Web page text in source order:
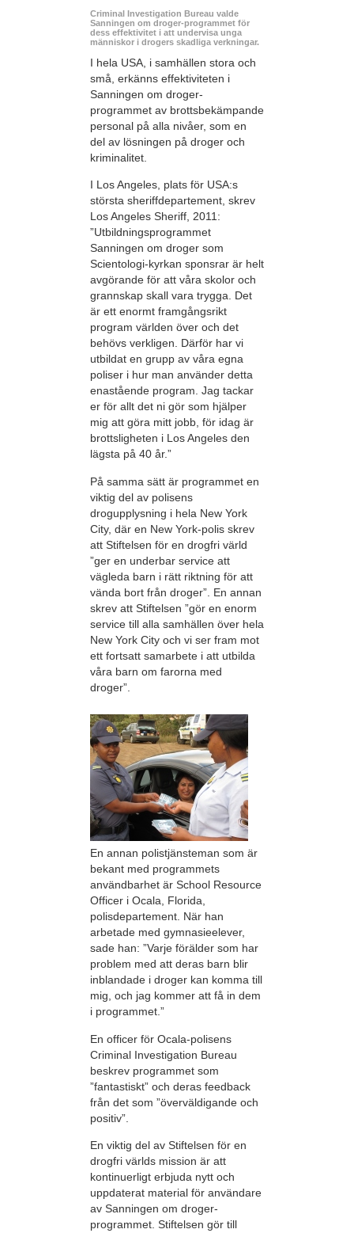
Criminal Investigation Bureau valde
Sanningen om droger-programmet för
dess effektivitet i att undervisa unga
människor i drogers skadliga verkningar.
I hela USA, i samhällen stora och
små, erkänns effektiviteten i
Sanningen om droger-
programmet av brottsbekämpande
personal på alla nivåer, som en
del av lösningen på droger och
kriminalitet.
I Los Angeles, plats för USA:s
största sheriffdepartement, skrev
Los Angeles Sheriff, 2011:
”Utbildningsprogrammet
Sanningen om droger som
Scientologi-kyrkan sponsrar är helt
avgörande för att våra skolor och
grannskap skall vara trygga. Det
är ett enormt framgångsrikt
program världen över och det
behövs verkligen. Därför har vi
utbildat en grupp av våra egna
poliser i hur man använder detta
enastående program. Jag tackar
er för allt det ni gör som hjälper
mig att göra mitt jobb, för idag är
brottsligheten i Los Angeles den
lägsta på 40 år.”
På samma sätt är programmet en
viktig del av polisens
drogupplysning i hela New York
City, där en New York-polis skrev
att Stiftelsen för en drogfri värld
”ger en underbar service att
vägleda barn i rätt riktning för att
vända bort från droger”. En annan
skrev att Stiftelsen ”gör en enorm
service till alla samhällen över hela
New York City och vi ser fram mot
ett fortsatt samarbete i att utbilda
våra barn om farorna med
droger”.
En annan polistjänsteman som är
bekant med programmets
användbarhet är School Resource
Officer i Ocala, Florida,
polisdepartement. När han
arbetade med gymnasieelever,
sade han: ”Varje förälder som har
problem med att deras barn blir
inblandade i droger kan komma till
mig, och jag kommer att få in dem
i programmet.”
En officer för Ocala-polisens
Criminal Investigation Bureau
beskrev programmet som
”fantastiskt” och deras feedback
från det som ”överväldigande och
positiv”.
En viktig del av Stiftelsen för en
drogfri världs mission är att
kontinuerligt erbjuda nytt och
uppdaterat material för användare
av Sanningen om droger-
programmet. Stiftelsen gör till